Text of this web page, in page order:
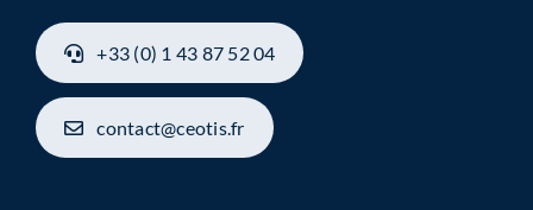
+33 (0) 1 43 87 52 04
contact@ceotis.fr